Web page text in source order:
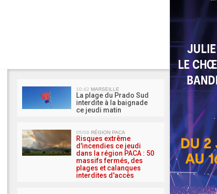
MA
10:42 MARSEILLE
La plage du Prado Sud
interdite à la baignade
ce jeudi matin
05/08 RÉGION PACA
Risques extrême
d'incendies ce jeudi
dans la région PACA : 50
massifs fermés, des
plages et calanques
interdites d'accès